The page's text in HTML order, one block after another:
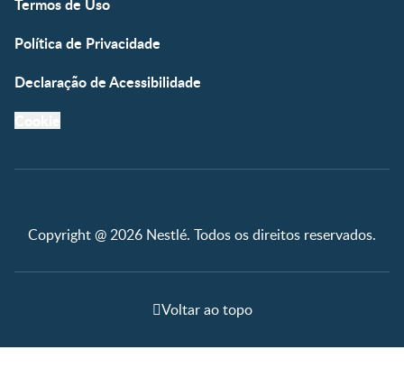
Termos de Uso
Política de Privacidade
Declaração de Acessibilidade
Copyright @ 2026 Nestlé. Todos os direitos reservados.
Voltar ao topo